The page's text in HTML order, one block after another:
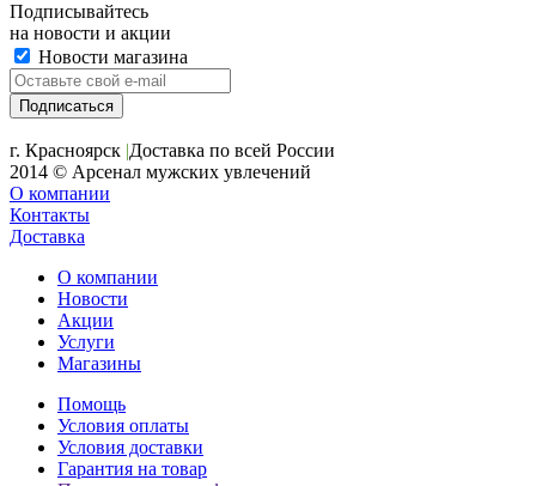
Подписывайтесь
на новости и акции
Новости магазина
г. Красноярск |Доставка по всей России
2014 © Арсенал мужских увлечений
О компании
Контакты
Доставка
О компании
Новости
Акции
Услуги
Магазины
Помощь
Условия оплаты
Условия доставки
Гарантия на товар